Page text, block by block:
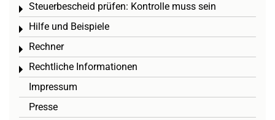
Steuerbescheid prüfen: Kontrolle muss sein
Toggle menu
Hilfe und Beispiele
Toggle menu
Rechner
Toggle menu
Rechtliche Informationen
Toggle menu
Impressum
Presse